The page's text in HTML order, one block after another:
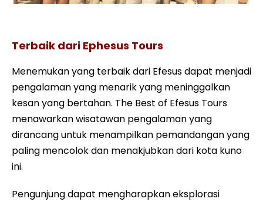
Terbaik dari Ephesus Tours
Menemukan yang terbaik dari Efesus dapat menjadi
pengalaman yang menarik yang meninggalkan
kesan yang bertahan. The Best of Efesus Tours
menawarkan wisatawan pengalaman yang
dirancang untuk menampilkan pemandangan yang
paling mencolok dan menakjubkan dari kota kuno
ini.
Pengunjung dapat mengharapkan eksplorasi